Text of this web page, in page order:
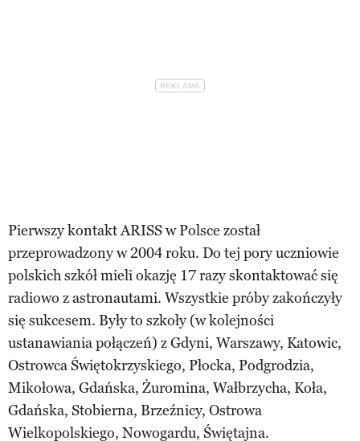
Pierwszy kontakt ARISS w Polsce został
przeprowadzony w 2004 roku. Do tej pory uczniowie
polskich szkół mieli okazję 17 razy skontaktować się
radiowo z astronautami. Wszystkie próby zakończyły
się sukcesem. Były to szkoły (w kolejności
ustanawiania połączeń) z Gdyni, Warszawy, Katowic,
Ostrowca Świętokrzyskiego, Płocka, Podgrodzia,
Mikołowa, Gdańska, Żuromina, Wałbrzycha, Koła,
Gdańska, Stobierna, Brzeźnicy, Ostrowa
Wielkopolskiego, Nowogardu, Świętajna.